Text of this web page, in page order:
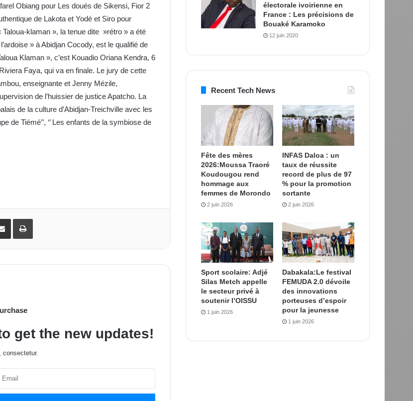
Obiang pour Les doués de Sikensi, Fior 2
de Lakota et Yodé et Siro pour
klaman », la tenue dite »rétro » a été
» à Abidjan Cocody, est le qualifié de
Klaman », c’est Kouadio Oriana Kendra, 6
Faya, qui va en finale. Le jury de cette
enseignante et Jenny Mézile,
de l’huissier de justice Apatcho. La
de la culture d’Abidjan-Treichville avec les
de Tiémé’’, ‘’ Les enfants de la symbiose de
Partager par email Imprimer
get the new updates!
consectetur.
électorale ivoirienne en
France : Les précisions de
Bouaké Karamoko
12 juin 2020
Recent Tech News
Fête des mères
2026:Moussa Traoré
Koudougou rend
hommage aux
femmes de Morondo
2 juin 2026
INFAS Daloa : un
taux de réussite
record de plus de 97
% pour la promotion
sortante
2 juin 2026
Sport scolaire: Adjé
Silas Metch appelle
le secteur privé à
soutenir l’OISSU
1 juin 2026
Dabakala:Le festival
FEMUDA 2.0 dévoile
des innovations
porteuses d’espoir
pour la jeunesse
1 juin 2026